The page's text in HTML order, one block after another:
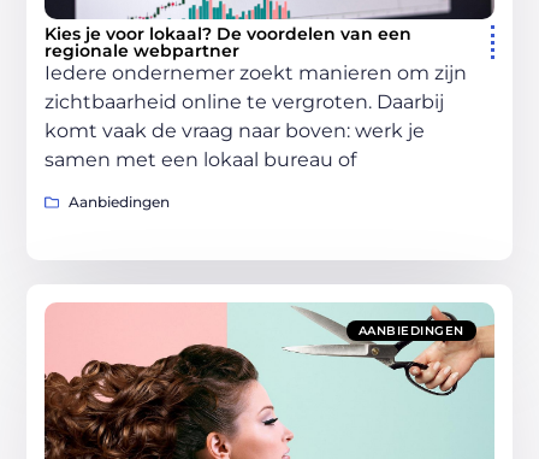
Kies je voor lokaal? De voordelen van een
regionale webpartner
Iedere ondernemer zoekt manieren om zijn
zichtbaarheid online te vergroten. Daarbij
komt vaak de vraag naar boven: werk je
samen met een lokaal bureau of
Aanbiedingen
AANBIEDINGEN